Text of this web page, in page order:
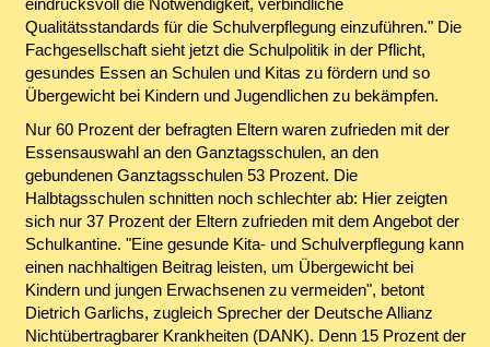
Qualitätsstandards für die Schulverpflegung einzuführen." Die
Fachgesellschaft sieht jetzt die Schulpolitik in der Pflicht,
gesundes Essen an Schulen und Kitas zu fördern und so
Übergewicht bei Kindern und Jugendlichen zu bekämpfen.
Nur 60 Prozent der befragten Eltern waren zufrieden mit der
Essensauswahl an den Ganztagsschulen, an den
gebundenen Ganztagsschulen 53 Prozent. Die
Halbtagsschulen schnitten noch schlechter ab: Hier zeigten
sich nur 37 Prozent der Eltern zufrieden mit dem Angebot der
Schulkantine. "Eine gesunde Kita- und Schulverpflegung kann
einen nachhaltigen Beitrag leisten, um Übergewicht bei
Kindern und jungen Erwachsenen zu vermeiden", betont
Dietrich Garlichs, zugleich Sprecher der Deutsche Allianz
Nichtübertragbarer Krankheiten (DANK). Denn 15 Prozent der